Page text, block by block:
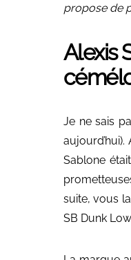
propose de
Alexis
Je ne sais
Sablone
suite, vous
SB Dunk